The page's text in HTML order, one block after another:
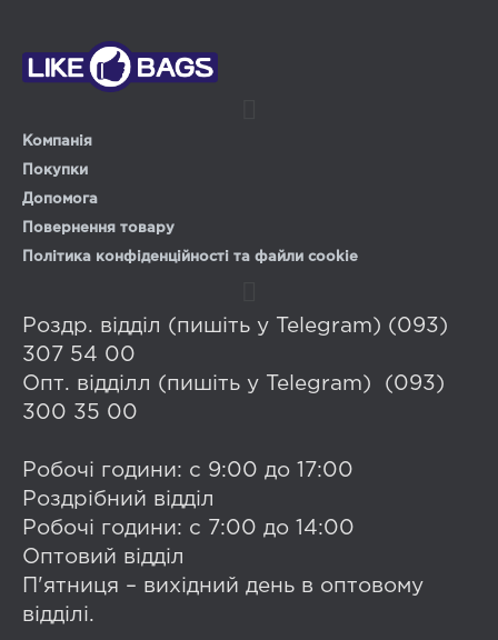
Компанія
Покупки
Допомога
Повернення товару
Політика конфіденційності та файли cookie
Роздр. відділ (пишіть у Telegram) (093)
307 54 00
Опт. відділл (пишіть у Telegram) (093)
300 35 00
Робочі години: с 9:00 до 17:00
Роздрібний відділ
Робочі години: с 7:00 до 14:00
Оптовий відділ
П'ятниця – вихідний день в оптовому
відділі.